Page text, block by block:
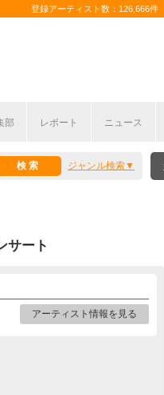
登録アーティスト数：126,666
部 レポート ニュース
ジャンル検索
サート
アーティスト情報を見る